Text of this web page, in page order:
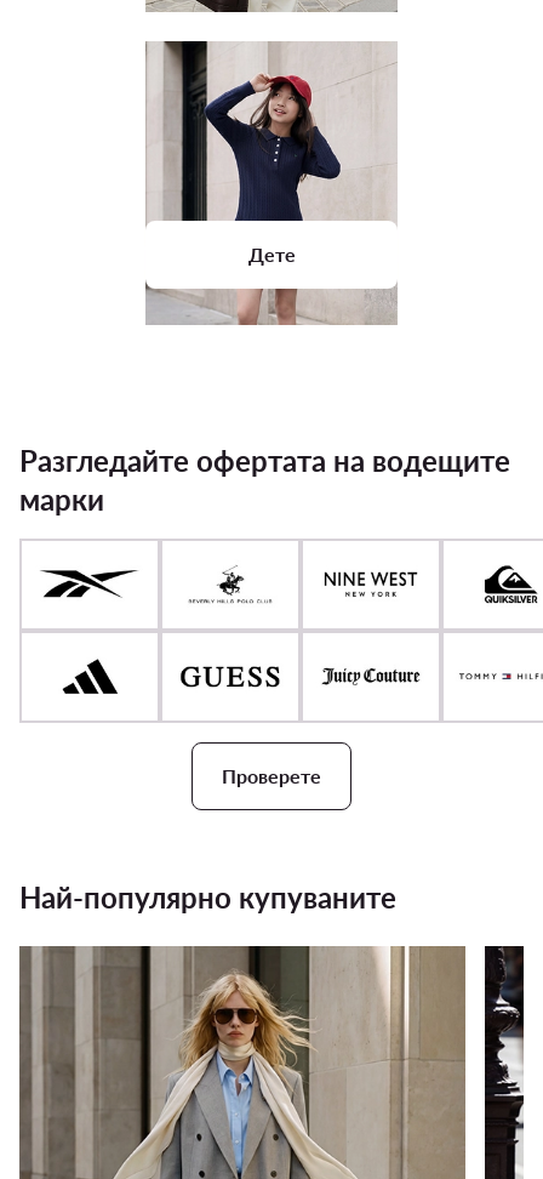
Дете
Разгледайте офертата на водещите
марки
Проверете
Най-популярно купуваните